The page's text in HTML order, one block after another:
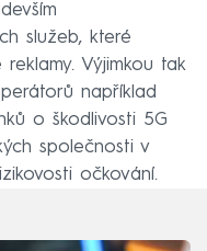
služeb, které
Výjimkou tak
například
o škodlivosti 5G
společnosti v
očkování.